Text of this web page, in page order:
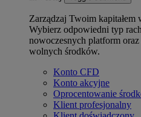
Zarządzaj Twoim kapitałem
Wybierz odpowiedni typ
nowoczesnych platform
wolnych środków.
Konto CFD
Konto akcyjne
Oprocentowanie
Klient profesjonalny